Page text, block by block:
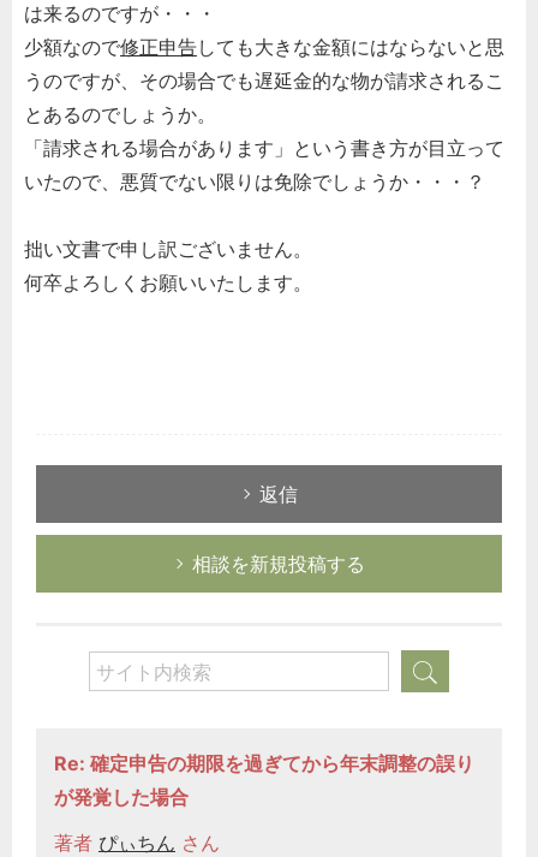
は来るのですが・・・
少額なので修正申告しても大きな金額にはならないと思
うのですが、その場合でも遅延金的な物が請求されるこ
とあるのでしょうか。
「請求される場合があります」という書き方が目立って
いたので、悪質でない限りは免除でしょうか・・・？
拙い文書で申し訳ございません。
何卒よろしくお願いいたします。
返信
相談を新規投稿する
Re: 確定申告の期限を過ぎてから年末調整の誤り
が発覚した場合
著者 ぴぃちん さん